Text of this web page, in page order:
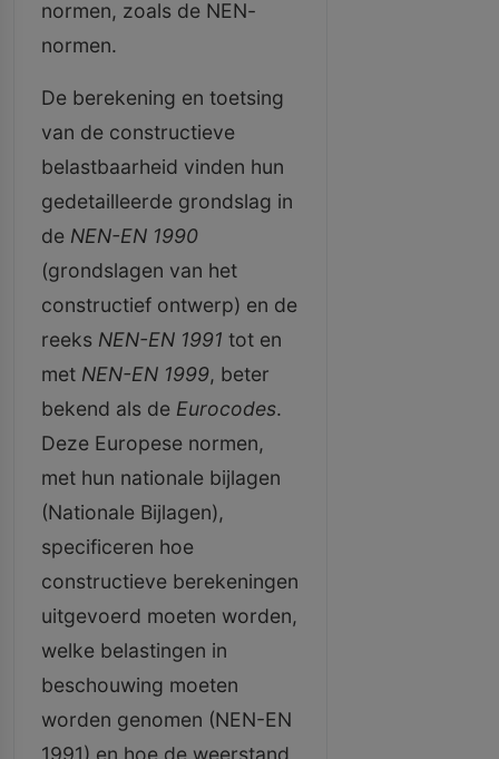
normen, zoals de NEN-
normen.
De berekening en toetsing
van de constructieve
belastbaarheid vinden hun
gedetailleerde grondslag in
de NEN-EN 1990
(grondslagen van het
constructief ontwerp) en de
reeks NEN-EN 1991 tot en
met NEN-EN 1999, beter
bekend als de Eurocodes.
Deze Europese normen,
met hun nationale bijlagen
(Nationale Bijlagen),
specificeren hoe
constructieve berekeningen
uitgevoerd moeten worden,
welke belastingen in
beschouwing moeten
worden genomen (NEN-EN
1991) en hoe de weerstand